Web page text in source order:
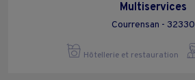
Multiservices
Courrensan - 32330
Hôtellerie et restauration